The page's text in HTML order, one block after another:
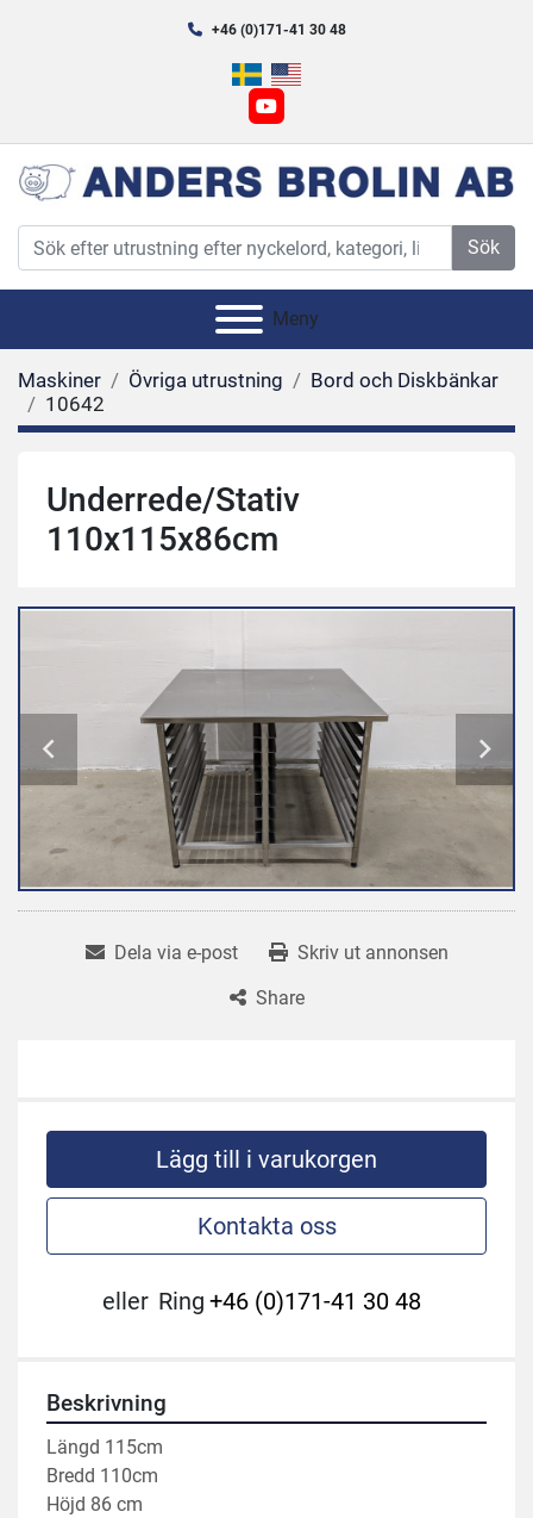
+46 (0)171-41 30 48
youtube
Sök
Meny
Maskiner Övriga utrustning
Bord och Diskbänkar
10642
Underrede/Stativ
110x115x86cm
Dela via e-post
Skriv ut annonsen
Share
Lägg till i varukorgen
Kontakta oss
eller Ring +46 (0)171-41 30 48
Beskrivning
Längd 115cm
Bredd 110cm
Höjd 86 cm